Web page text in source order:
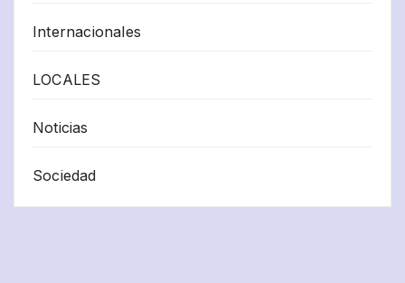
Internacionales
LOCALES
Noticias
Sociedad